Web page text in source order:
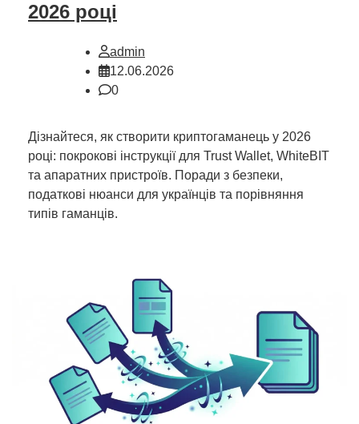
2026 році
admin
12.06.2026
0
Дізнайтеся, як створити криптогаманець у 2026
році: покрокові інструкції для Trust Wallet, WhiteBIT
та апаратних пристроїв. Поради з безпеки,
податкові нюанси для українців та порівняння
типів гаманців.